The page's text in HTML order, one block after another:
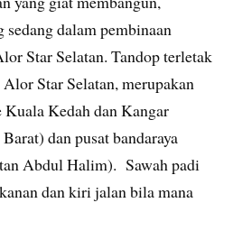
sedang dalam pembinaan
Star Selatan. Tandop terletak
Star Selatan, merupakan
Kuala Kedah dan Kangar
dan pusat bandaraya
Abdul Halim). Sawah padi
dan kiri jalan bila mana